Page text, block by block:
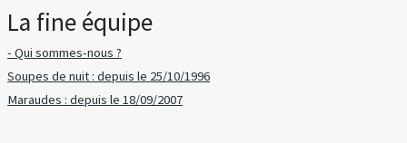
La fine équipe
- Qui sommes-nous ?
Soupes de nuit : depuis le 25/10/1996
Maraudes : depuis le 18/09/2007